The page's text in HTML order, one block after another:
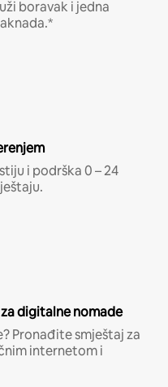
boravak i jedna
i podrška 0 – 24
digitalne nomade
Pronađite smještaj za
internetom i